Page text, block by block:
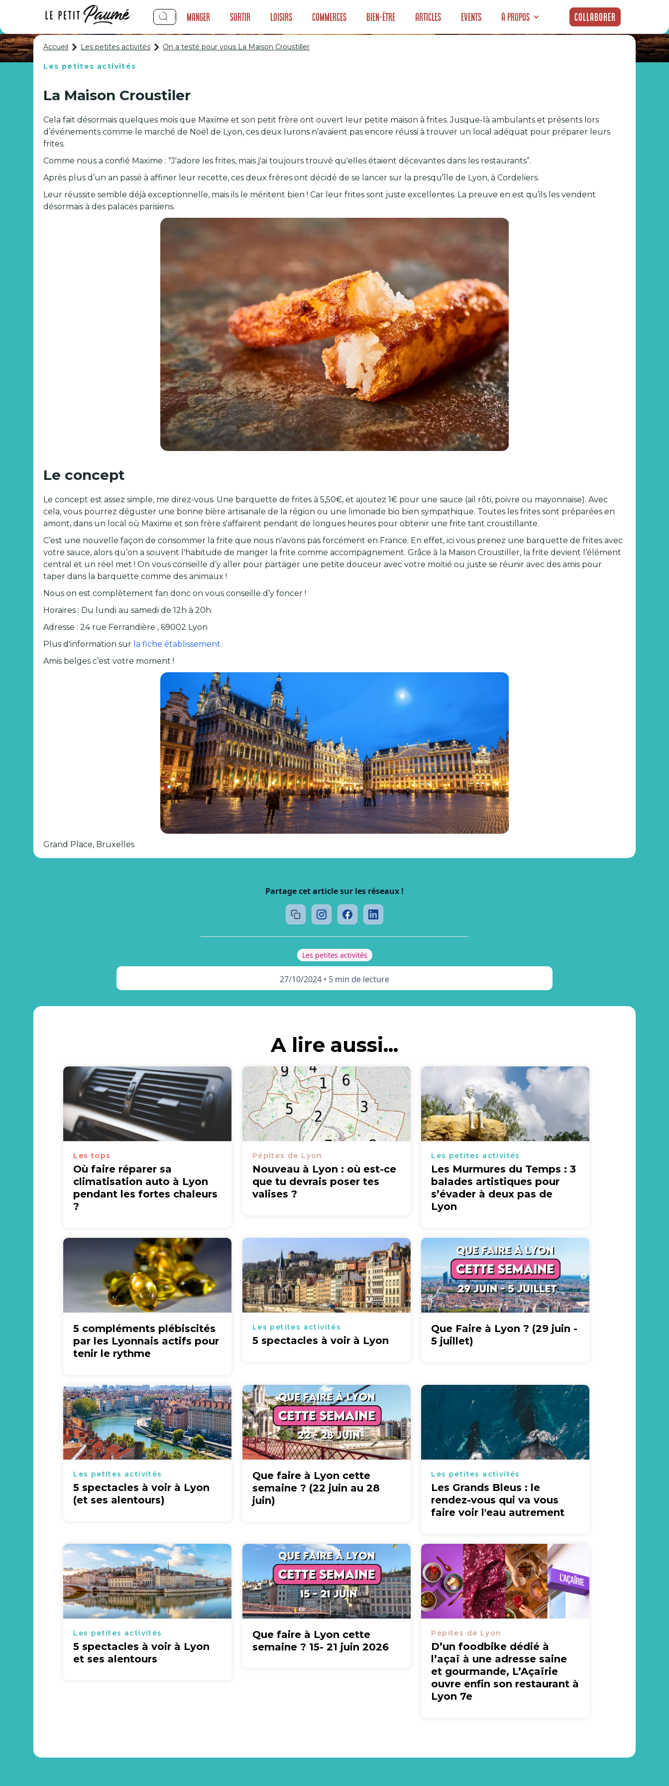
Manger Sortir Loisirs Commerces Bien-être Articles Events À propos Collaborer
On a testé pour vous La Maison Croustiller
Accueil Les petites activités On a testé pour vous La Maison Croustiller
Les petites activités
La Maison Croustiler
Cela fait désormais quelques mois que Maxime et son petit frère ont ouvert leur petite maison à frites. Jusque-là ambulants et présents lors
d’événements comme le marché de Noël de Lyon, ces deux lurons n’avaient pas encore réussi à trouver un local adéquat pour préparer leurs
frites.
Comme nous a confié Maxime : “J'adore les frites, mais j'ai toujours trouvé qu'elles étaient décevantes dans les restaurants”.
Après plus d’un an passé à affiner leur recette, ces deux frères ont décidé de se lancer sur la presqu'île de Lyon, à Cordeliers.
Leur réussite semble déjà exceptionnelle, mais ils le méritent bien ! Car leur frites sont juste excellentes. La preuve en est qu’ils les vendent
désormais à des palaces parisiens.
Le concept
Le concept est assez simple, me direz-vous. Une barquette de frites à 5,50€, et ajoutez 1€ pour une sauce (ail rôti, poivre ou mayonnaise). Avec
cela, vous pourrez déguster une bonne bière artisanale de la région ou une limonade bio bien sympathique. Toutes les frites sont préparées en
amont, dans un local où Maxime et son frère s'affairent pendant de longues heures pour obtenir une frite tant croustillante.
C’est une nouvelle façon de consommer la frite que nous n’avons pas forcément en France. En effet, ici vous prenez une barquette de frites avec
votre sauce, alors qu’on a souvent l'habitude de manger la frite comme accompagnement. Grâce à la Maison Croustiller, la frite devient l’élément
central et un réel met ! On vous conseille d’y aller pour partager une petite douceur avec votre moitié ou juste se réunir avec des amis pour
taper dans la barquette comme des animaux !
Nous on est complètement fan donc on vous conseille d’y foncer !
Horaires : Du lundi au samedi de 12h à 20h.
Adresse : 24 rue Ferrandière , 69002 Lyon
Plus d'information sur la fiche établissement.
Amis belges c’est votre moment !
Grand Place, Bruxelles
Partage cet article sur les réseaux !
Les petites activités
27/10/2024 • 5 min de lecture
A lire aussi...
Les tops
Où faire réparer sa
climatisation auto à Lyon
pendant les fortes chaleurs
?
Pépites de Lyon
Nouveau à Lyon : où est-ce
que tu devrais poser tes
valises ?
Les petites activités
Les Murmures du Temps : 3
balades artistiques pour
s’évader à deux pas de
Lyon
5 compléments plébiscités
par les Lyonnais actifs pour
tenir le rythme
Les petites activités
5 spectacles à voir à Lyon
Que Faire à Lyon ? (29 juin -
5 juillet)
Les petites activités
5 spectacles à voir à Lyon
(et ses alentours)
Que faire à Lyon cette
semaine ? (22 juin au 28
juin)
Les petites activités
Les Grands Bleus : le
rendez-vous qui va vous
faire voir l'eau autrement
Les petites activités
5 spectacles à voir à Lyon
et ses alentours
Que faire à Lyon cette
semaine ? 15- 21 juin 2026
Pépites de Lyon
D’un foodbike dédié à
l’açaï à une adresse saine
et gourmande, L’Açaïrie
ouvre enfin son restaurant à
Lyon 7e